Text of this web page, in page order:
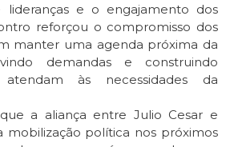
e o engajamento dos
reforçou o compromisso dos
manter uma agenda próxima da
demandas e construindo
às necessidades da
a aliança entre Julio Cesar e
mobilização política nos próximos